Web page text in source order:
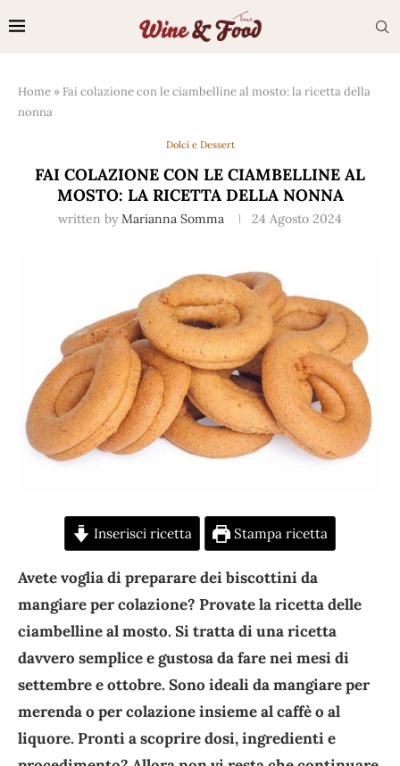
Home » Fai colazione con le ciambelline al mosto: la ricetta della
nonna
Dolci e Dessert
FAI COLAZIONE CON LE CIAMBELLINE AL
MOSTO: LA RICETTA DELLA NONNA
written by Marianna Somma 24 Agosto 2024
Inserisci ricetta Stampa ricetta
Avete voglia di preparare dei biscottini da
mangiare per colazione? Provate la ricetta delle
ciambelline al mosto. Si tratta di una ricetta
davvero semplice e gustosa da fare nei mesi di
settembre e ottobre. Sono ideali da mangiare per
merenda o per colazione insieme al caffè o al
liquore. Pronti a scoprire dosi, ingredienti e